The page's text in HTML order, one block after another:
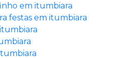
em itumbiara
festas em itumbiara